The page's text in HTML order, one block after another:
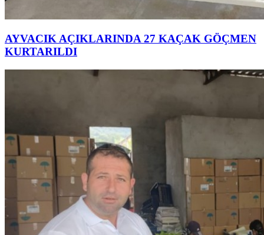
AYVACIK AÇIKLARINDA 27 KAÇAK GÖÇMEN
KURTARILDI